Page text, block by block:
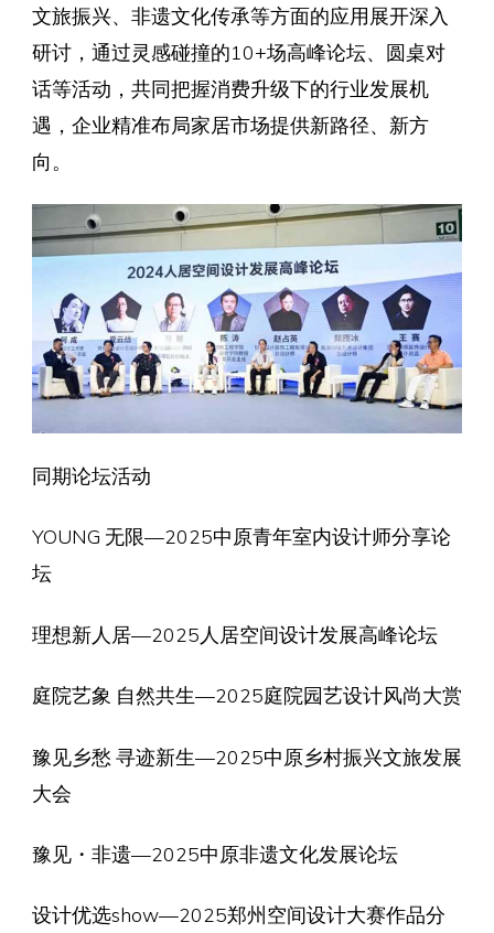
文旅振兴、非遗文化传承等方面的应用展开深入
研讨，通过灵感碰撞的10+场高峰论坛、圆桌对
话等活动，共同把握消费升级下的行业发展机
遇，企业精准布局家居市场提供新路径、新方
向。
同期论坛活动
YOUNG 无限—2025中原青年室内设计师分享论
坛
理想新人居—2025人居空间设计发展高峰论坛
庭院艺象 自然共生—2025庭院园艺设计风尚大赏
豫见乡愁 寻迹新生—2025中原乡村振兴文旅发展
大会
豫见・非遗—2025中原非遗文化发展论坛
设计优选show—2025郑州空间设计大赛作品分